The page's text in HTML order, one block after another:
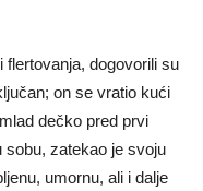
dogovorili su
on se vratio kući
dečko pred prvi
sobu, zatekao je svoju
umornu, ali i dalje